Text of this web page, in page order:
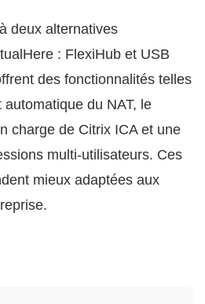
deux alternatives
: FlexiHub et USB
des fonctionnalités telles
du NAT, le
charge de Citrix ICA et une
multi-utilisateurs. Ces
mieux adaptées aux